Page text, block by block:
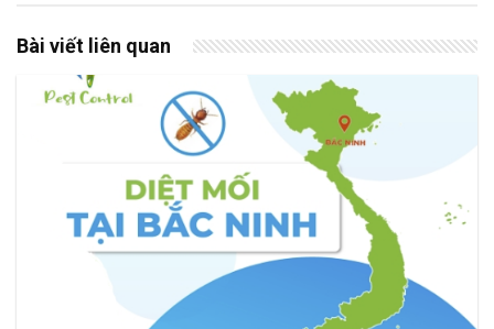
Bài viết liên quan